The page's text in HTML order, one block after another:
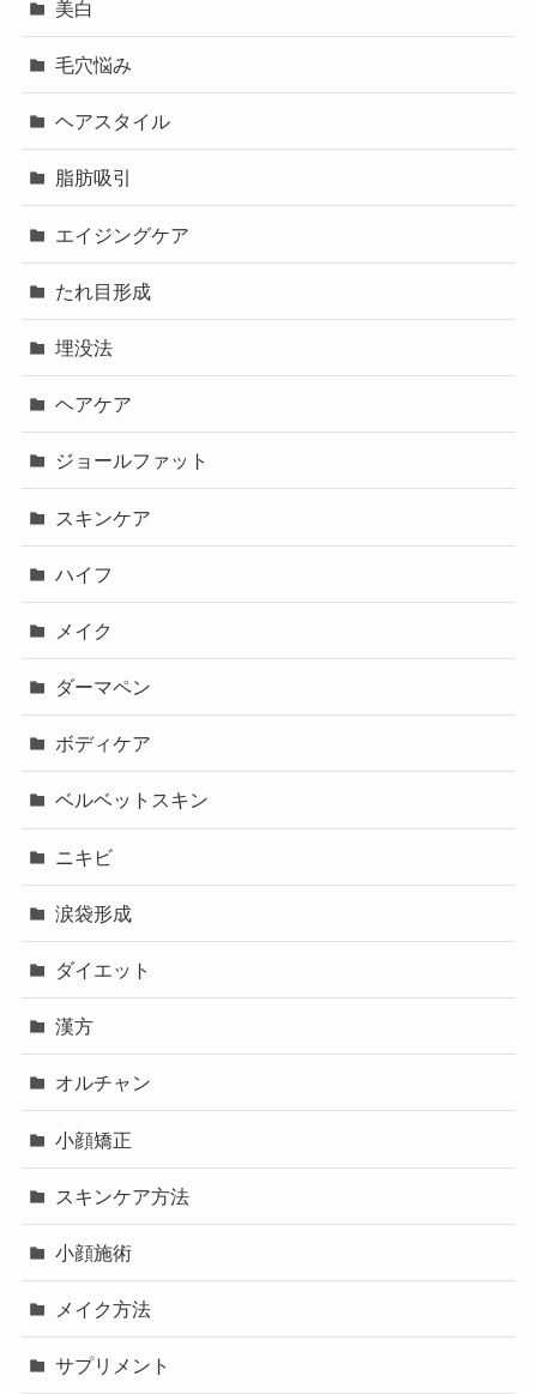
美白
毛穴悩み
ヘアスタイル
脂肪吸引
エイジングケア
たれ目形成
埋没法
ヘアケア
ジョールファット
スキンケア
ハイフ
メイク
ダーマペン
ボディケア
ベルベットスキン
ニキビ
涙袋形成
ダイエット
漢方
オルチャン
小顔矯正
スキンケア方法
小顔施術
メイク方法
サプリメント